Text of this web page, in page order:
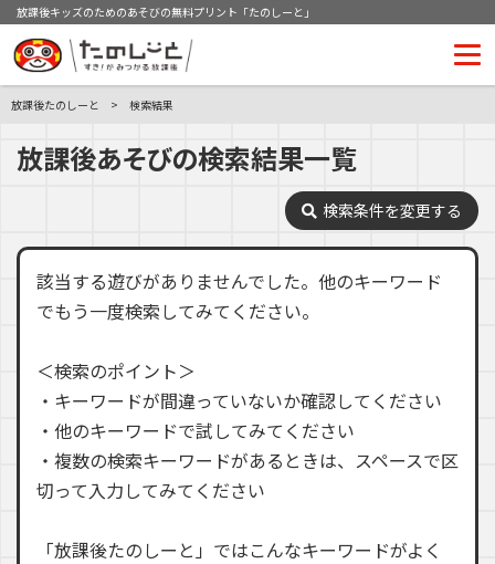
放課後キッズのためのあそびの無料プリント「たのしーと」
放課後たのしーと 検索結果
放課後あそびの検索結果一覧
検索条件を変更する
該当する遊びがありませんでした。他のキーワード
でもう一度検索してみてください。
＜検索のポイント＞
・キーワードが間違っていないか確認してください
・他のキーワードで試してみてください
・複数の検索キーワードがあるときは、スペースで区
切って入力してみてください
「放課後たのしーと」ではこんなキーワードがよく